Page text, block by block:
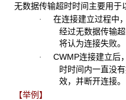
无数据传输超时时间主要用于
· 在连接建立过程中
经过无数据传输
将认为连接失败。
· CWMP连接建立后
时时间内一直没
效，并断开连接。
【举例】